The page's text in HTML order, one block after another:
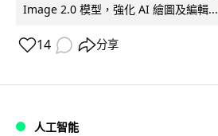
Image 2.0 模型，強化 AI 繪圖及編輯...
14 分享
人工智能